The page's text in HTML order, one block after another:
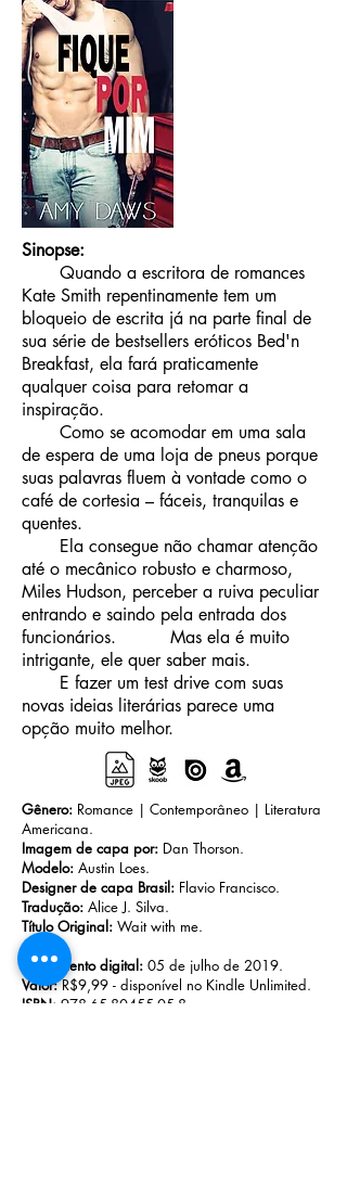
Sinopse:
Quando a escritora de romances
Kate Smith repentinamente tem um
bloqueio de escrita já na parte final de
sua série de bestsellers eróticos Bed'n
Breakfast, ela fará praticamente
qualquer coisa para retomar a
inspiração.
Como se acomodar em uma sala
de espera de uma loja de pneus porque
suas palavras fluem à vontade como o
café de cortesia – fáceis, tranquilas e
quentes.
Ela consegue não chamar atenção
até o mecânico robusto e charmoso,
Miles Hudson, perceber a ruiva peculiar
entrando e saindo pela entrada dos
funcionários.
Mas ela é muito
intrigante, ele quer saber mais.
E fazer um test drive com suas
novas ideias literárias parece uma
opção muito melhor.
Gênero: Romance | Contemporâneo | Literatura
Americana.
Imagem de capa por: Dan Thorson.
Modelo: Austin Loes.
Designer de capa Brasil: Flavio Francisco.
Tradução: Alice J. Silva.
Título Original: Wait with me.
Lançamento digital: 05 de julho de 2019.
Valor:R$9,99 - disponível no Kindle Unlimited.
ISBN: 978-65-80455-05-8